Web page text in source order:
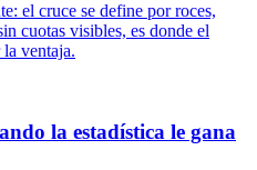
el cruce se define por roces,
cuotas visibles, es donde el
la ventaja.
la estadística le gana